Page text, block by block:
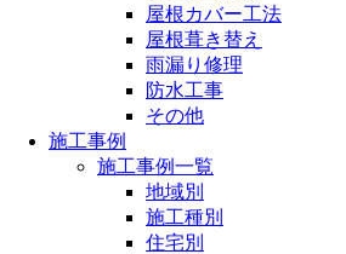
屋根カバー工法
屋根葺き替え
雨漏り修理
防水工事
その他
施工事例
施工事例一覧
地域別
施工種別
住宅別